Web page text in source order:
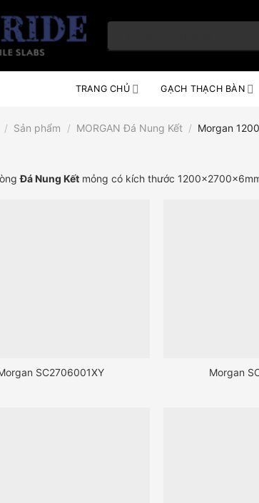
TRANG CHỦ GẠCH THẠCH BÀN
/ Sản phẩm / MORGAN Đá Nung Kết / Morgan
Đá Nung Kết mỏng có kích thước
SC2706001XY Morgan